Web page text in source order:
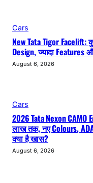
Cars
New Tata Tigor Facelift:
Design, ज्यादा Features
August 6, 2026
Cars
2026 Tata Nexon
लाख तक, नए Colours,
क्या है खास?
August 6, 2026